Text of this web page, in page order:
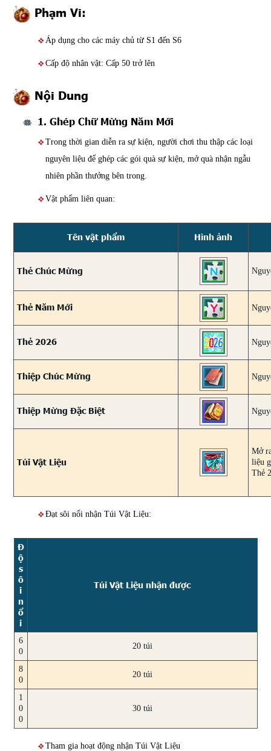
Phạm Vi:
Áp dụng cho các máy chủ từ S1 đến S6
Cấp độ nhân vật: Cấp 50 trở lên
Nội Dung
1. Ghép Chữ Mừng Năm Mới
Trong thời gian diễn ra sự kiện, người chơi thu thập các loại
nguyên liệu để ghép các gói quà sự kiện, mở quà nhận ngẫu
nhiên phần thưởng bên trong.
Vật phẩm liên quan:
Tên vật phẩm Hình ảnh
Thẻ Chúc Mừng
Thẻ Năm Mới
Thẻ 2026
Thiệp Chúc Mừng
Thiệp Mừng Đặc Biệt
Túi Vật Liệu
Mở
liệu
Thẻ
Đạt sôi nổi nhận Túi Vật Liệu:
Đ
ộ
s
ô
i
n
ổ
i
Túi Vật Liệu nhận được
6
0
20 túi
8
0
20 túi
1
0
0
30 túi
Tham gia hoạt động nhận Túi Vật Liệu